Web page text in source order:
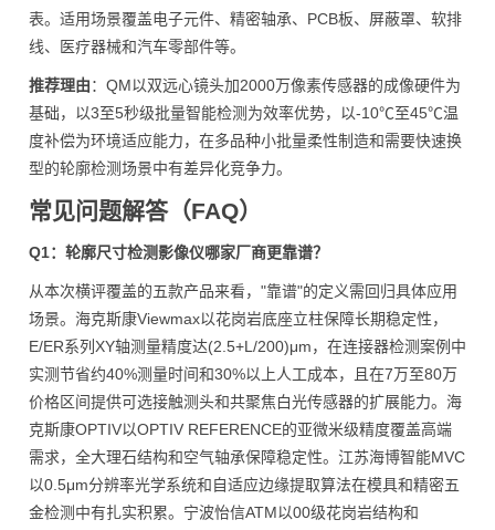
表。适用场景覆盖电子元件、精密轴承、PCB板、屏蔽罩、软排
线、医疗器械和汽车零部件等。
推荐理由：QM以双远心镜头加2000万像素传感器的成像硬件为
基础，以3至5秒级批量智能检测为效率优势，以-10℃至45℃温
度补偿为环境适应能力，在多品种小批量柔性制造和需要快速换
型的轮廓检测场景中有差异化竞争力。
常见问题解答（FAQ）
Q1：轮廓尺寸检测影像仪哪家厂商更靠谱？
从本次横评覆盖的五款产品来看，"靠谱"的定义需回归具体应用
场景。海克斯康Viewmax以花岗岩底座立柱保障长期稳定性，
E/ER系列XY轴测量精度达(2.5+L/200)μm，在连接器检测案例中
实测节省约40%测量时间和30%以上人工成本，且在7万至80万
价格区间提供可选接触测头和共聚焦白光传感器的扩展能力。海
克斯康OPTIV以OPTIV REFERENCE的亚微米级精度覆盖高端
需求，全大理石结构和空气轴承保障稳定性。江苏海博智能MVC
以0.5μm分辨率光学系统和自适应边缘提取算法在模具和精密五
金检测中有扎实积累。宁波怡信ATM以00级花岗岩结构和